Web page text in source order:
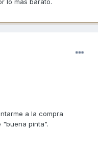
a la compra
"buena pinta".